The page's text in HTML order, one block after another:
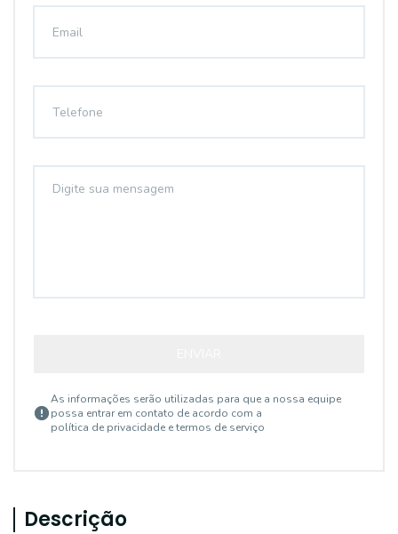
As informações serão utilizadas para que a nossa equipe
possa entrar em contato de acordo com a
política de privacidade e termos de serviço
Descrição